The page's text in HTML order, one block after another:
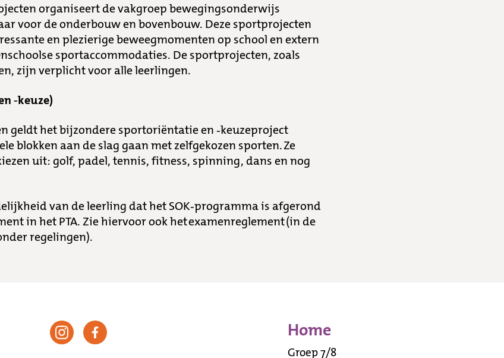
organiseert de vakgroep bewegingsonderwijs
voor de onderbouw en bovenbouw. Deze sportprojecten
en plezierige beweegmomenten op school en extern
sportaccommodaties. De sportprojecten, zoals
zijn verplicht voor alle leerlingen.
-keuze)
geldt het bijzondere sportoriëntatie en -keuzeproject
blokken aan de slag gaan met zelfgekozen sporten. Ze
uit: golf, padel, tennis, fitness, spinning, dans en nog
van de leerling dat het SOK-programma is afgerond
in het PTA. Zie hiervoor ook het examenreglement (in de
regelingen).
Home
Groep 7/8